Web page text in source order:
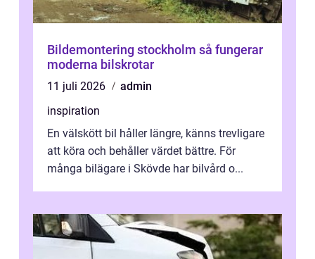
Bildemontering stockholm så fungerar
moderna bilskrotar
11 juli 2026
admin
inspiration
En välskött bil håller längre, känns trevligare
att köra och behåller värdet bättre. För
många bilägare i Skövde har bilvård o...